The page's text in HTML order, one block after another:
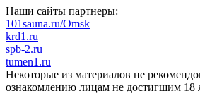
Наши сайты партнеры:
101sauna.ru/Omsk
krd1.ru
spb-2.ru
tumen1.ru
Некоторые из материалов не
ознакомлению лицам не достигшим 18